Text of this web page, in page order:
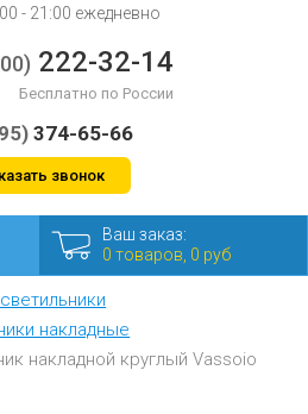
- 21:00 ежедневно
222-32-14
Бесплатно по России
374-65-66
звонок
Ваш заказ:
0 товаров, 0 руб
накладные
накладной круглый Vassoio